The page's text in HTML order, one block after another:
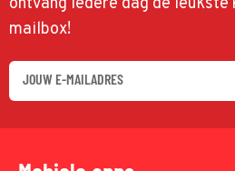
mailbox!